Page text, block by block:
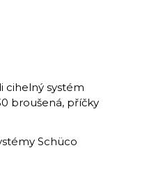
cihelný systém
broušená, příčky
Schüco